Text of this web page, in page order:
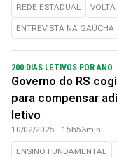
REDE ESTADUAL
ENTREVISTA NA GAÚCHA
200 DIAS LETIVOS POR ANO
Governo do RS
para compensar
letivo
10/02/2025 - 15h53min
ENSINO FUNDAMENTAL